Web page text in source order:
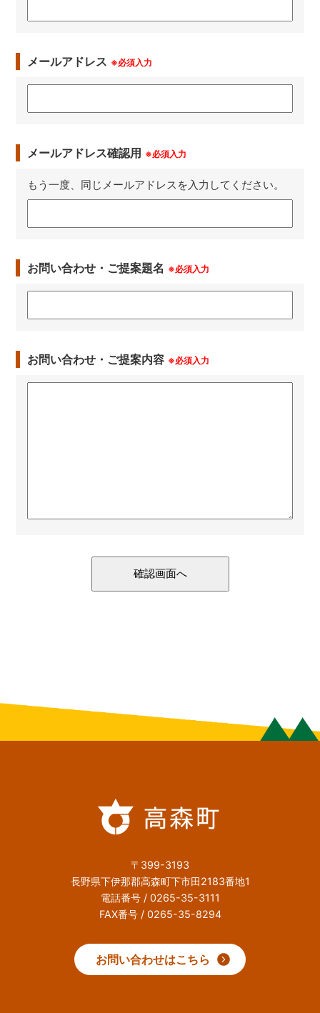
メールアドレス ※必須入力
メールアドレス確認用 ※必須入力
もう一度、同じメールアドレスを入力してください。
お問い合わせ・ご提案題名 ※必須入力
お問い合わせ・ご提案内容 ※必須入力
〒399-3193
長野県下伊那郡高森町下市田2183番地1
電話番号 / 0265-35-3111
FAX番号 / 0265-35-8294
お問い合わせはこちら